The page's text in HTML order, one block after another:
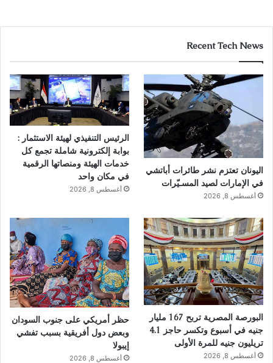
Recent Tech News
اليونان تعتزم نشر طائرات أباتشي
في الإمارات لصيد المسـيّرات
أغسطس 8, 2026
الرئيس التنفيذي لهيئة الاستثمار :
بوابة إلكترونية شاملة تجمع كل
خدمات الهيئة ومنصاتها الرقمية
في مكان واحد
أغسطس 8, 2026
البورصة المصرية تربح 167 مليار
جنيه في أسبوع وتكسر حاجز 4.1
تريليون جنيه للمرة الأولى
أغسطس 8, 2026
حظر أمريكي على جنوب السودان
وبعض دول أفريقية بسبب تفشي
إيبولا
أغسطس 8, 2026